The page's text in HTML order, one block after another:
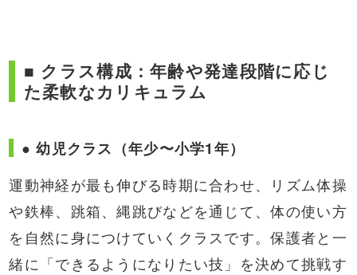
■ クラス構成：年齢や発達段階に応じ
た柔軟なカリキュラム
● 幼児クラス（年少〜小学1年）
運動神経が最も伸びる時期に合わせ、リズム体操
や鉄棒、跳箱、縄跳びなどを通じて、体の使い方
を自然に身につけていくクラスです。保護者と一
緒に「できるようになりたい技」を決めて挑戦す